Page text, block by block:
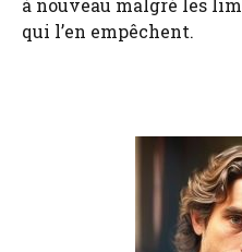
à nouveau malgré les
qui l’en empêchent.